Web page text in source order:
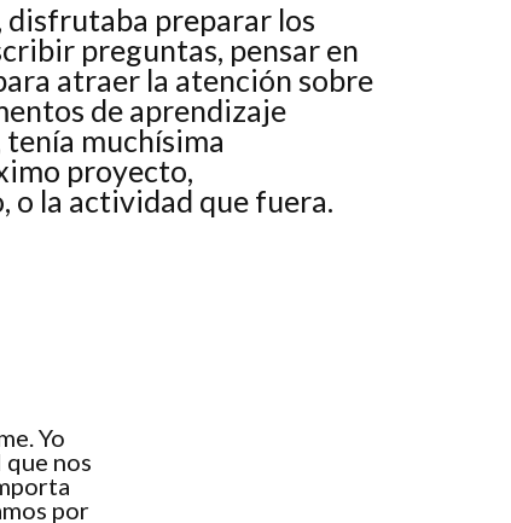
disfrutaba preparar los
preguntas, pensar en
atraer la atención sobre
de aprendizaje
muchísima
proyecto,
o la actividad que fuera.
Yo
nos
por